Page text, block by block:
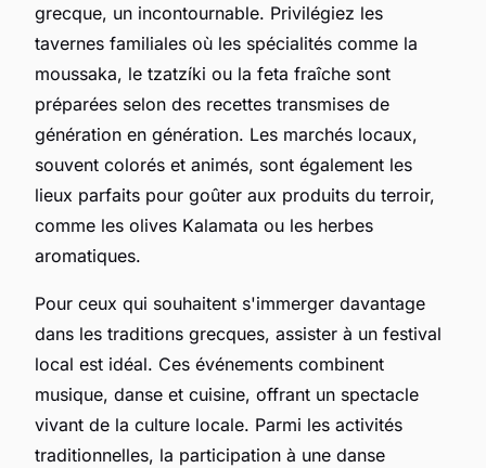
grecque, un incontournable. Privilégiez les
tavernes familiales où les spécialités comme la
moussaka, le tzatzíki ou la feta fraîche sont
préparées selon des recettes transmises de
génération en génération. Les marchés locaux,
souvent colorés et animés, sont également les
lieux parfaits pour goûter aux produits du terroir,
comme les olives Kalamata ou les herbes
aromatiques.
Pour ceux qui souhaitent s'immerger davantage
dans les traditions grecques, assister à un festival
local est idéal. Ces événements combinent
musique, danse et cuisine, offrant un spectacle
vivant de la culture locale. Parmi les activités
traditionnelles, la participation à une danse